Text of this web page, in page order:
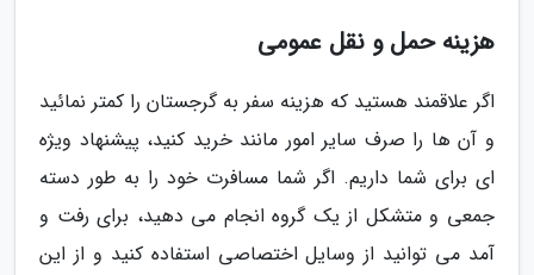
هزینه حمل و نقل عمومی
اگر علاقمند هستید که هزینه سفر به گرجستان را کمتر نمائید
و آن ها را صرف سایر امور مانند خرید کنید، پیشنهاد ویژه
ای برای شما داریم. اگر شما مسافرت خود را به طور دسته
جمعی و متشکل از یک گروه انجام می دهید، برای رفت و
آمد می توانید از وسایل اختصاصی استفاده کنید و از این